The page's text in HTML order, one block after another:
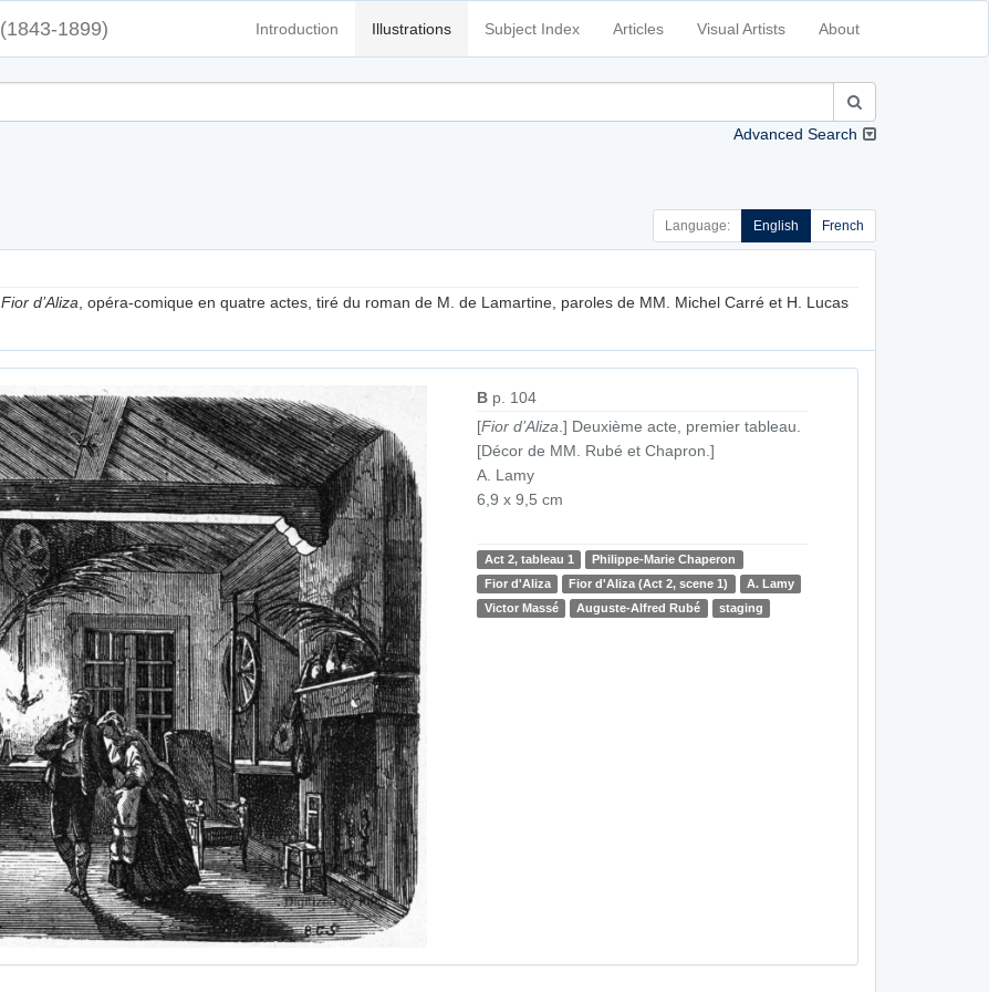
(1843-1899) Introduction Illustrations Subject Index Articles Visual Artists About
Advanced Search
Language: English French
Fior d’Aliza , opéra-comique en quatre actes, tiré du roman de M. de Lamartine, paroles de MM. Michel Carré et H. Lucas
B p. 104
[Fior d’Aliza .] Deuxième acte, premier tableau.
[Décor de MM. Rubé et Chapron.]
A. Lamy
6,9 x 9,5 cm
Act 2, tableau 1
Philippe-Marie Chaperon
Fior d'Aliza
Fior d'Aliza (Act 2, scene 1)
A. Lamy
Victor Massé
Auguste-Alfred Rubé staging